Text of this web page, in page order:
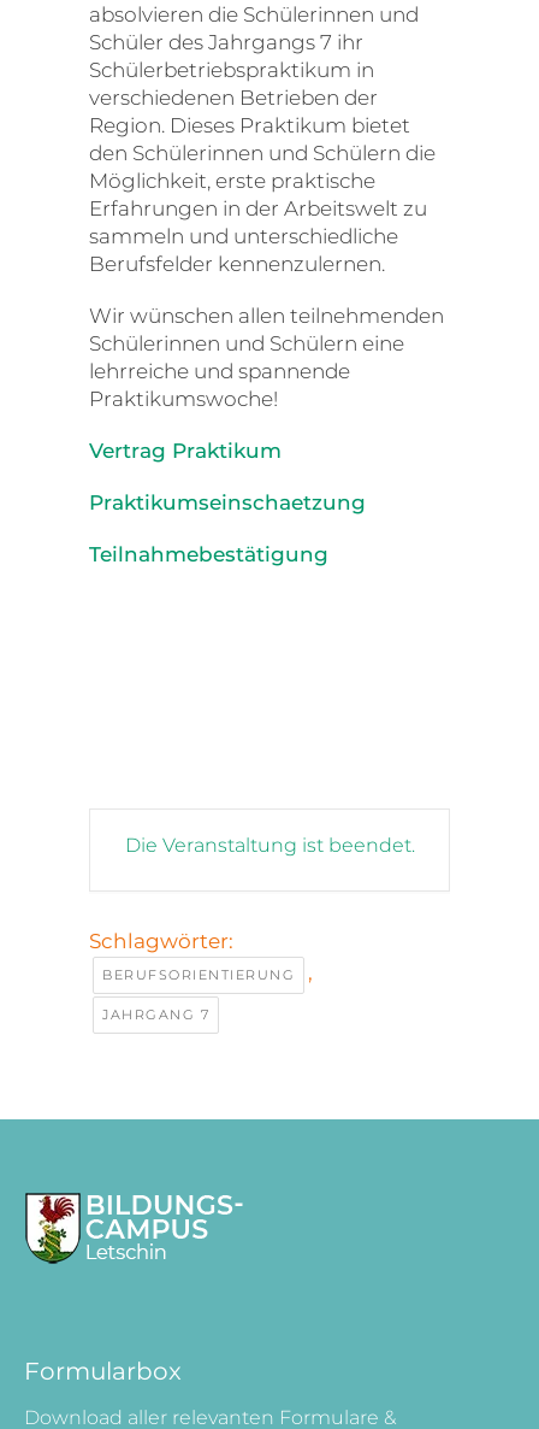
absolvieren die Schülerinnen und
Schüler des Jahrgangs 7 ihr
Schülerbetriebspraktikum in
verschiedenen Betrieben der
Region. Dieses Praktikum bietet
den Schülerinnen und Schülern die
Möglichkeit, erste praktische
Erfahrungen in der Arbeitswelt zu
sammeln und unterschiedliche
Berufsfelder kennenzulernen.
Wir wünschen allen teilnehmenden
Schülerinnen und Schülern eine
lehrreiche und spannende
Praktikumswoche!
Vertrag Praktikum
Praktikumseinschaetzung
Teilnahmebestätigung
Die Veranstaltung ist beendet.
Schlagwörter:
BERUFSORIENTIERUNG ,
JAHRGANG 7
Formularbox
Download aller relevanten Formulare &